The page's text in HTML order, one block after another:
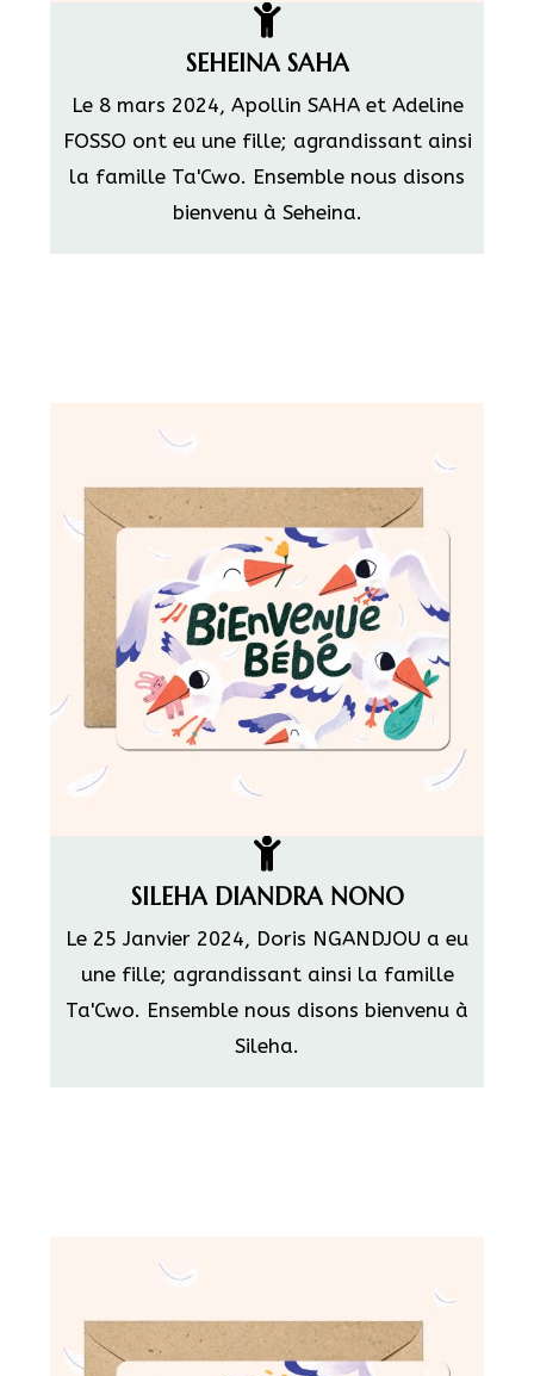
SEHEINA SAHA
Le 8 mars 2024, Apollin SAHA et Adeline
FOSSO ont eu une fille; agrandissant ainsi
la famille Ta'Cwo. Ensemble nous disons
bienvenu à Seheina.
SILEHA DIANDRA NONO
Le 25 Janvier 2024, Doris NGANDJOU a eu
une fille; agrandissant ainsi la famille
Ta'Cwo. Ensemble nous disons bienvenu à
Sileha.